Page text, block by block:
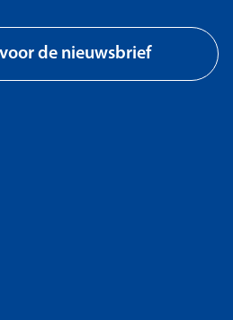
de nieuwsbrief